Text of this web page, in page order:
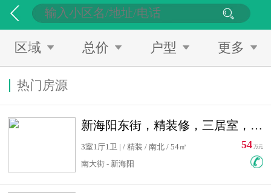
区域 总价 户型 更多
热门房源
新海阳东街，精装修，三居室，南北通透，拎包入住，单价低
3室1厅1卫 | / 精装 / 南北 / 54㎡
南大街 - 新海阳
54 万元